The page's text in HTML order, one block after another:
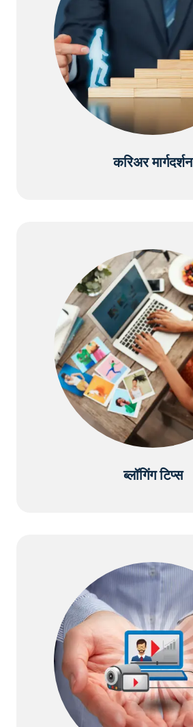
करिअर मार्गदर्शन
ब्लॉगिंग टिप्स